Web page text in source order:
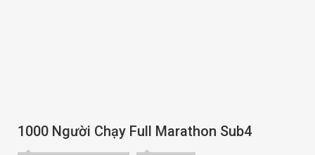
1000 Người Chạy Full Marathon Sub4